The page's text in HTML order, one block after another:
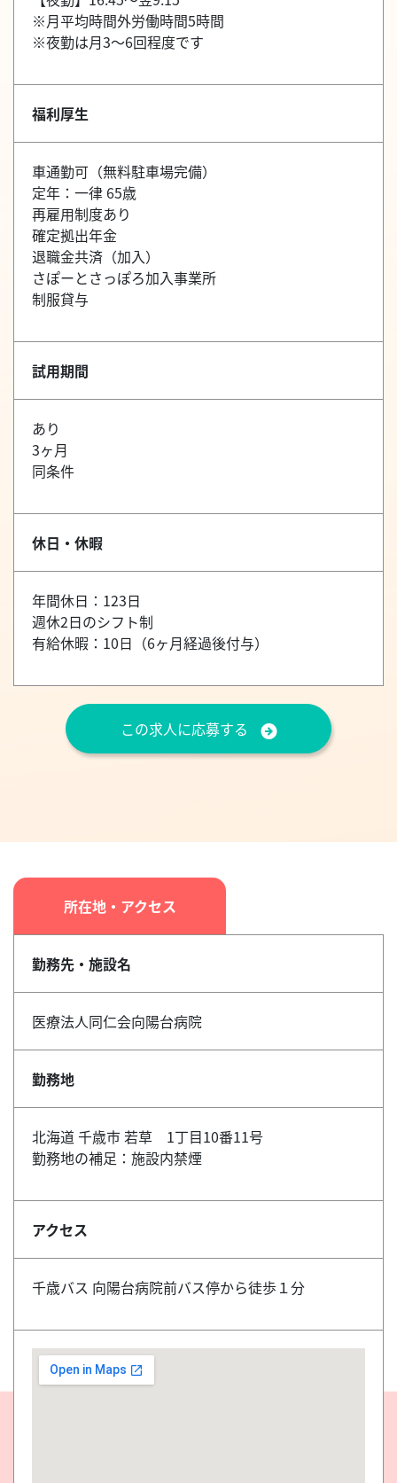
※月平均時間外労働時間5時間
※夜勤は月3～6回程度です
福利厚生
車通勤可（無料駐車場完備）
定年：一律 65歳
再雇用制度あり
確定拠出年金
退職金共済（加入）
さぽーとさっぽろ加入事業所
制服貸与
試用期間
あり
3ヶ月
同条件
休日・休暇
年間休日：123日
週休2日のシフト制
有給休暇：10日（6ヶ月経過後付与）
この求人に応募する
所在地・アクセス
勤務先・施設名
医療法人同仁会向陽台病院
勤務地
北海道 千歳市 若草 1丁目10番11号
勤務地の補足：施設内禁煙
アクセス
千歳バス 向陽台病院前バス停から徒歩１分